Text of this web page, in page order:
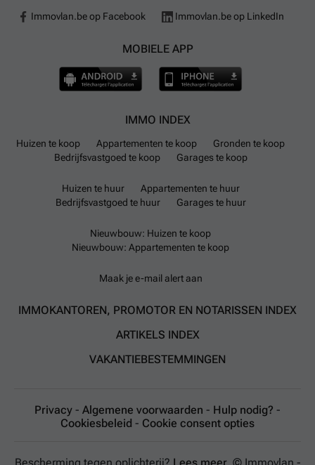
Immovlan.be op Facebook Immovlan.be op LinkedIn
MOBIELE APP
IMMO INDEX
Huizen te koop Appartementen te koop
Gronden te koop
Bedrijfsvastgoed te koop
Garages te koop
Huizen te huur
Appartementen te huur
Bedrijfsvastgoed te huur
Garages te huur
Nieuwbouw: Huizen te koop
Nieuwbouw: Appartementen te koop
Maak je e-mail alert aan
IMMOKANTOREN, PROMOTOR EN NOTARISSEN INDEX
ARTIKELS INDEX
VAKANTIEBESTEMMINGEN
Privacy - Algemene voorwaarden - Hulp nodig? -
Cookiesbeleid - Cookie consent opties